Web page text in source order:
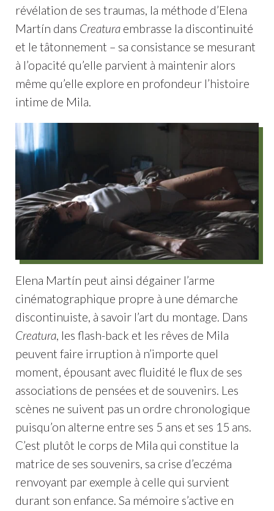
révélation de ses traumas, la méthode d’Elena
Martín dans Creaturaembrasse la discontinuité
et le tâtonnement – sa consistance se mesurant
à l’opacité qu’elle parvient à maintenir alors
même qu’elle explore en profondeur l’histoire
intime de Mila.
Elena Martín peut ainsi dégainer l’arme
cinématographique propre à une démarche
discontinuiste, à savoir l’art du montage. Dans
Creatura, les flash-back et les rêves de Mila
peuvent faire irruption à n’importe quel
moment, épousant avec fluidité le flux de ses
associations de pensées et de souvenirs. Les
scènes ne suivent pas un ordre chronologique
puisqu’on alterne entre ses 5 ans et ses 15 ans.
C’est plutôt le corps de Mila qui constitue la
matrice de ses souvenirs, sa crise d’eczéma
renvoyant par exemple à celle qui survient
durant son enfance. Sa mémoire s’active en